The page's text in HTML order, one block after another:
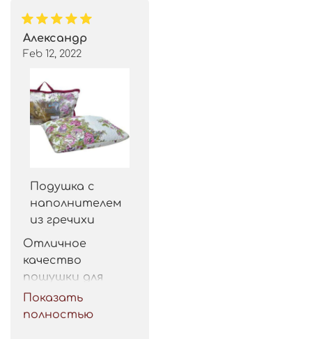
Александр
Feb 12, 2022
Подушка с
наполнителем
из гречихи
Отличное
качество
пошушки для
такой цены.
Рекомендую.
Показать
полностью